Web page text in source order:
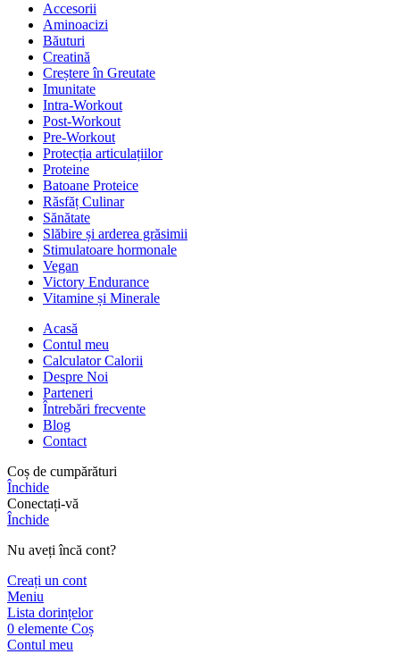
Accesorii
Aminoacizi
Băuturi
Creatină
Creștere în Greutate
Imunitate
Intra-Workout
Post-Workout
Pre-Workout
Protecția articulațiilor
Proteine
Batoane Proteice
Răsfăț Culinar
Sănătate
Slăbire și arderea grăsimii
Stimulatoare hormonale
Vegan
Victory Endurance
Vitamine și Minerale
Acasă
Contul meu
Calculator Calorii
Despre Noi
Parteneri
Întrebări frecvente
Blog
Contact
Coș de cumpărături
Închide
Conectați-vă
Închide
Nu aveți încă cont?
Creați un cont
Meniu
Lista dorințelor
0 elemente Coș
Contul meu